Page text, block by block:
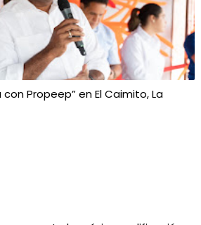
con Propeep” en El Caimito, La